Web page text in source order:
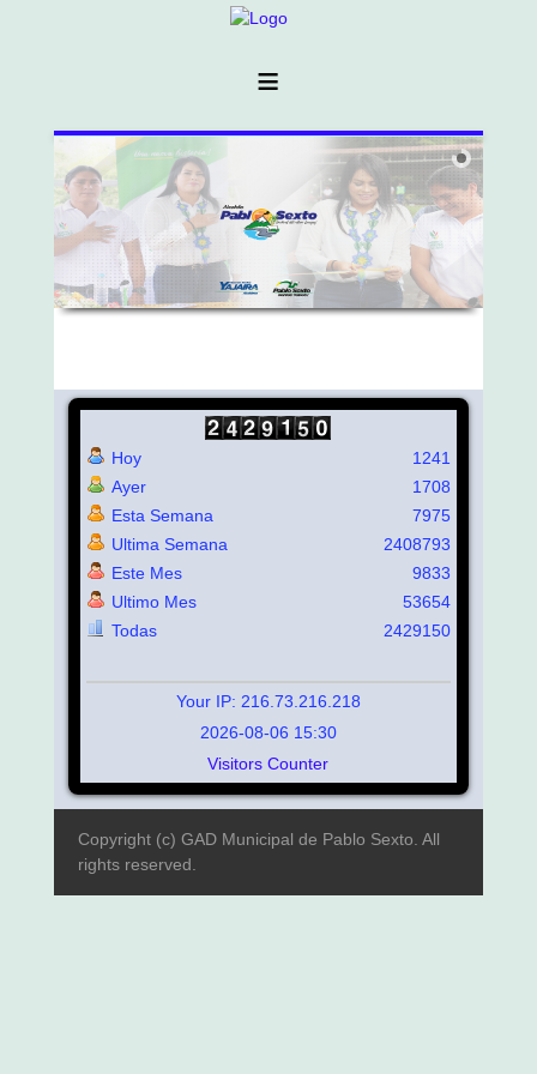
≡
Hoy
Ayer
Esta Semana
Ultima Semana
Este Mes
Ultimo Mes
Todas
1241
1708
7975
2408793
9833
53654
2429150
Your IP: 216.73.216.218
2026-08-06 15:30
Visitors Counter
Copyright (c) GAD Municipal de Pablo Sexto. All
rights reserved.